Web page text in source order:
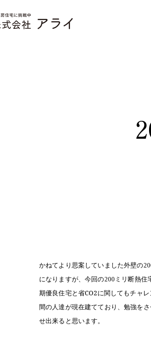
かねてより思案していました外壁の
になりますが、今回の200 ミリ断熱住
期優良住宅と省CO2に関してもチャ
間の人達が現在建てており、勉強を
せ出来ると思います。